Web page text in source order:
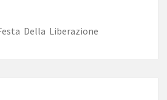
Della Liberazione